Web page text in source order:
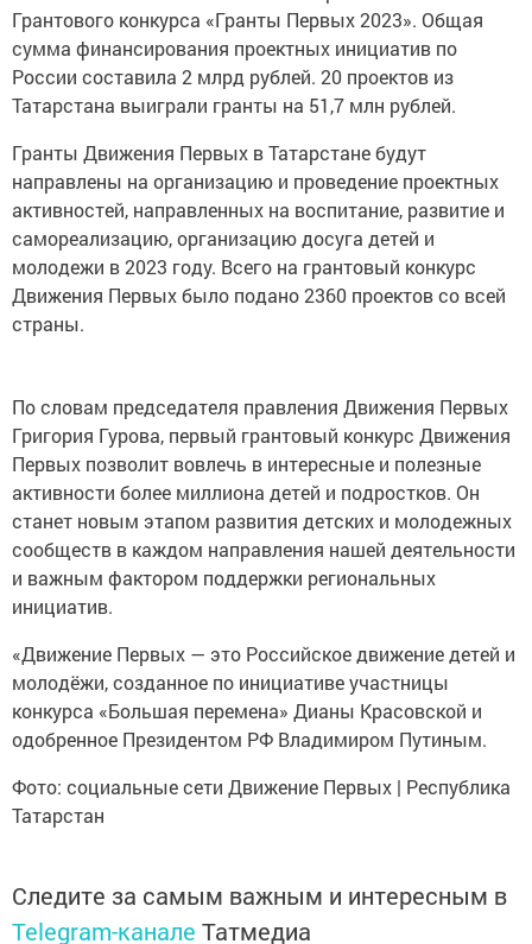
Грантового конкурса «Гранты Первых 2023». Общая
сумма финансирования проектных инициатив по
России составила 2 млрд рублей. 20 проектов из
Татарстана выиграли гранты на 51,7 млн рублей.
Гранты Движения Первых в Татарстане будут
направлены на организацию и проведение проектных
активностей, направленных на воспитание, развитие и
самореализацию, организацию досуга детей и
молодежи в 2023 году. Всего на грантовый конкурс
Движения Первых было подано 2360 проектов со всей
страны.
По словам председателя правления Движения Первых
Григория Гурова, первый грантовый конкурс Движения
Первых позволит вовлечь в интересные и полезные
активности более миллиона детей и подростков. Он
станет новым этапом развития детских и молодежных
сообществ в каждом направления нашей деятельности
и важным фактором поддержки региональных
инициатив.
«Движение Первых — это Российское движение детей и
молодёжи, созданное по инициативе участницы
конкурса «Большая перемена» Дианы Красовской и
одобренное Президентом РФ Владимиром Путиным.
Фото: социальные сети Движение Первых | Республика
Татарстан
Следите за самым важным и интересным в
Telegram-канале Татмедиа